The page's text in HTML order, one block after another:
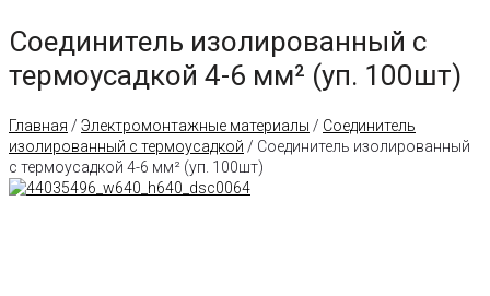
Соединитель изолированный с
термоусадкой 4-6 мм² (уп. 100шт)
Главная / Электромонтажные материалы / Соединитель
изолированный с термоусадкой / Соединитель изолированный
с термоусадкой 4-6 мм² (уп. 100шт)